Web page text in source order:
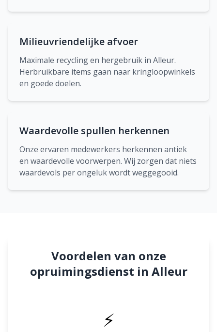
Milieuvriendelijke afvoer
Maximale recycling en hergebruik in Alleur.
Herbruikbare items gaan naar kringloopwinkels
en goede doelen.
Waardevolle spullen herkennen
Onze ervaren medewerkers herkennen antiek
en waardevolle voorwerpen. Wij zorgen dat niets
waardevols per ongeluk wordt weggegooid.
Voordelen van onze
opruimingsdienst in Alleur
⚡